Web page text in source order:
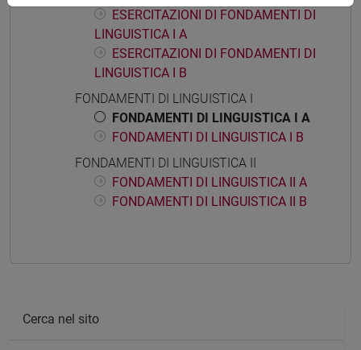
ESERCITAZIONI DI FONDAMENTI DI
LINGUISTICA I A
ESERCITAZIONI DI FONDAMENTI DI
LINGUISTICA I B
FONDAMENTI DI LINGUISTICA I
FONDAMENTI DI LINGUISTICA I A
FONDAMENTI DI LINGUISTICA I B
FONDAMENTI DI LINGUISTICA II
FONDAMENTI DI LINGUISTICA II A
FONDAMENTI DI LINGUISTICA II B
Cerca nel sito